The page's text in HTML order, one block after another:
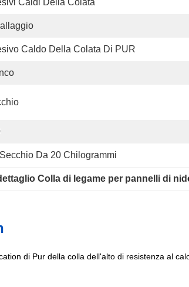
Caldi Della Colata
Caldo Della Colata Di PUR
Da 20 Chilogrammi
Colla di legame per pannelli di
di Pur della colla dell'alto di resistenza al